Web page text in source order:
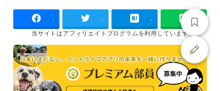
- - -
当サイトはアフィリエイトプログラムを利用しています